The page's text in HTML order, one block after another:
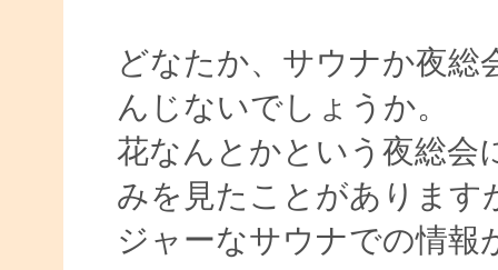
どなたか、サウナか夜
んじないでしょうか。
花なんとかという夜総会
みを見たことがあります
ジャーなサウナでの情